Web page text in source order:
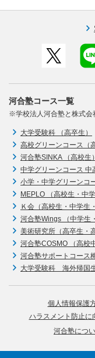
河合塾コース一覧
※学校法人河合塾と株式会
大学受験科 （高卒生）
高校グリーンコース（
河合塾SINKA （高校生）
中学グリーンコース 中
小学・中学グリーンコ
MEPLO （高校生・中学
Ｋ会（高校生・中学生
河合塾Wings （中学生
美術研究所（高卒生・
河合塾COSMO （高校
河合塾サポートコース
大学受験科 海外帰国
個人情報保護
ハラスメント防止に
河合塾につ